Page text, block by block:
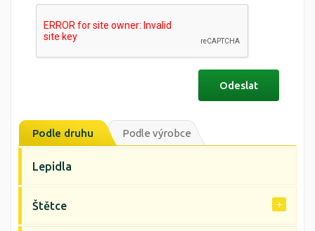
Podle druhu Podle výrobce
Lepidla
Štětce